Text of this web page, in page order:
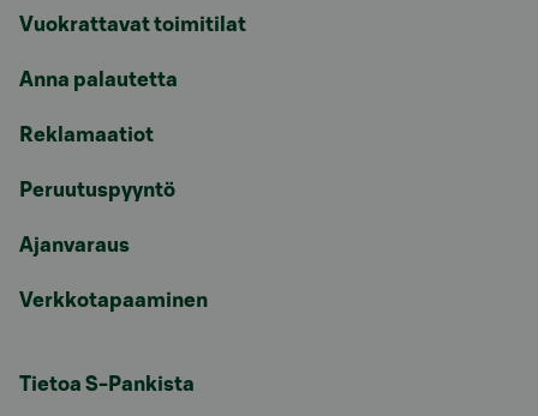
Vuokrattavat toimitilat
Anna palautetta
Reklamaatiot
Peruutuspyyntö
Ajanvaraus
Verkkotapaaminen
Tietoa S-Pankista